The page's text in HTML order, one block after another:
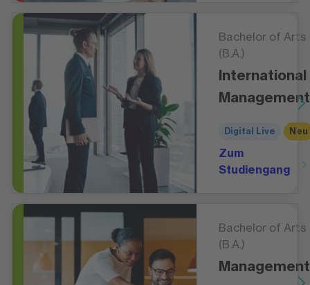
Bachelor of Arts
(B.A.)
International
Management
Digital Live Neu
Zum
Studiengang
Bachelor of Arts
(B.A.)
Management